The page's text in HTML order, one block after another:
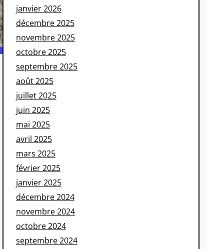
janvier 2026
décembre 2025
novembre 2025
octobre 2025
septembre 2025
août 2025
juillet 2025
juin 2025
mai 2025
avril 2025
mars 2025
février 2025
janvier 2025
décembre 2024
novembre 2024
octobre 2024
septembre 2024